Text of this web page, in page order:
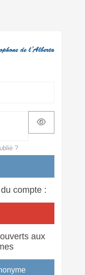
?
compte :
aux